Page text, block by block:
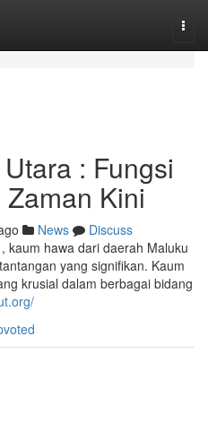
: Fungsi
Kini
News
Discuss
kaum hawa dari daerah Maluku
yang signifikan. Kaum
krusial dalam berbagai bidang